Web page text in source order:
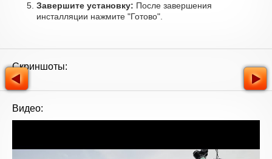
Завершите установку: После завершения
инсталляции нажмите "Готово".
Скриншоты:
Видео: